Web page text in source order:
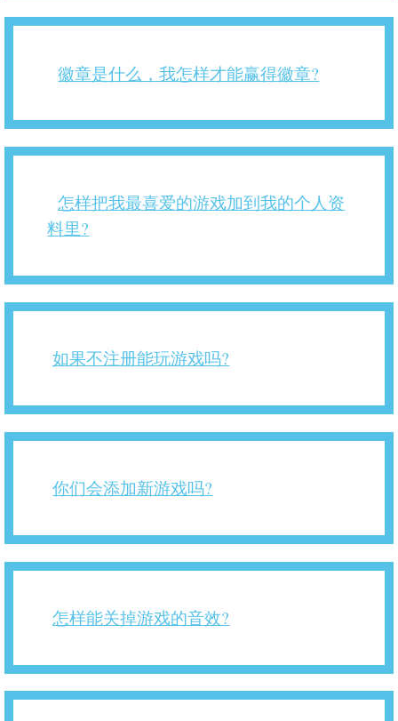
徽章是什么，我怎样才能赢得徽章?
怎样把我最喜爱的游戏加到我的个人资
料里?
如果不注册能玩游戏吗?
你们会添加新游戏吗?
怎样能关掉游戏的音效?